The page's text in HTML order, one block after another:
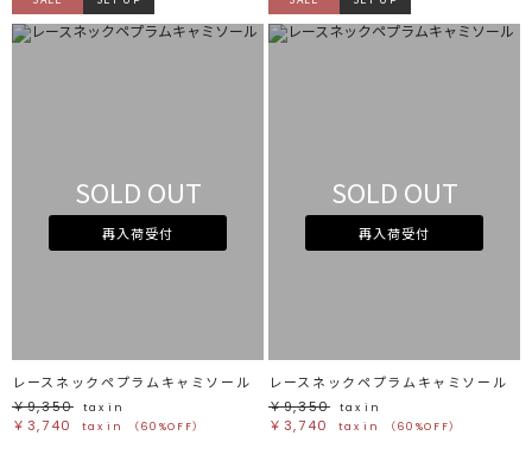
SOLD OUT
再入荷受付
レースネックペプラムキャミソール
￥9,350
tax in
￥3,740 tax in （60%OFF）
SOLD OUT
再入荷受付
レースネックペプラムキャミソール
￥9,350
tax in
￥3,740 tax in （60%OFF）